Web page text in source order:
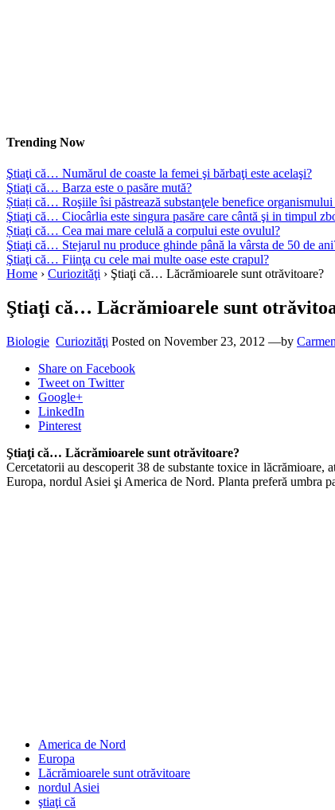
Trending Now
Ştiaţi că… Numărul de coaste la femei şi bărbaţi este acelaşi?
Ştiaţi că… Barza este o pasăre mută?
Știați că… Roşiile îsi păstrează substanţele benefice
Ştiaţi că… Ciocârlia este singura pasăre care cântă şi in timpul
Știaţi că… Cea mai mare celulă a corpului este ovulul?
Ştiaţi că… Stejarul nu produce ghinde până la vârsta de 50 de
Ştiaţi că… Fiinţa cu cele mai multe oase este crapul?
Home › Curiozităţi › Ştiaţi că… Lăcrămioarele sunt otrăvitoare?
Ştiaţi că… Lăcrămioarele sunt
Biologie Curiozităţi Posted on November 23, 2012 —by Carmen
Share on Facebook
Tweet on Twitter
Google+
LinkedIn
Pinterest
Ştiaţi că… Lăcrămioarele sunt otrăvitoare?
Cercetatorii au descoperit 38 de substante toxice in
Europa, nordul Asiei şi America de Nord. Planta preferă umbra
America de Nord
Europa
Lăcrămioarele sunt otrăvitoare
nordul Asiei
ştiaţi că